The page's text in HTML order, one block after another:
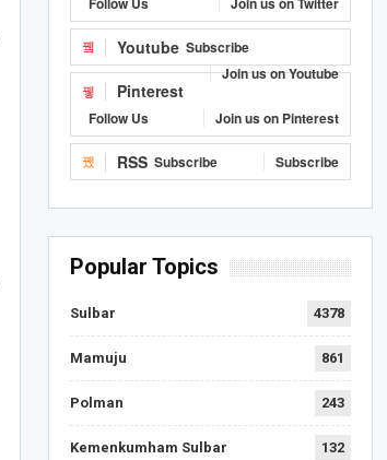
Youtube Subscribe
Join us on Youtube
Pinterest
Follow Us Join us on Pinterest
RSS Subscribe Subscribe
Popular Topics
Sulbar 4378
Mamuju 861
Polman 243
Kemenkumham Sulbar 132